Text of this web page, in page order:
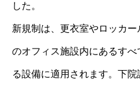
した。
新規制は、更衣室やロッカ
のオフィス施設内にあるす
る設備に適用されます。下